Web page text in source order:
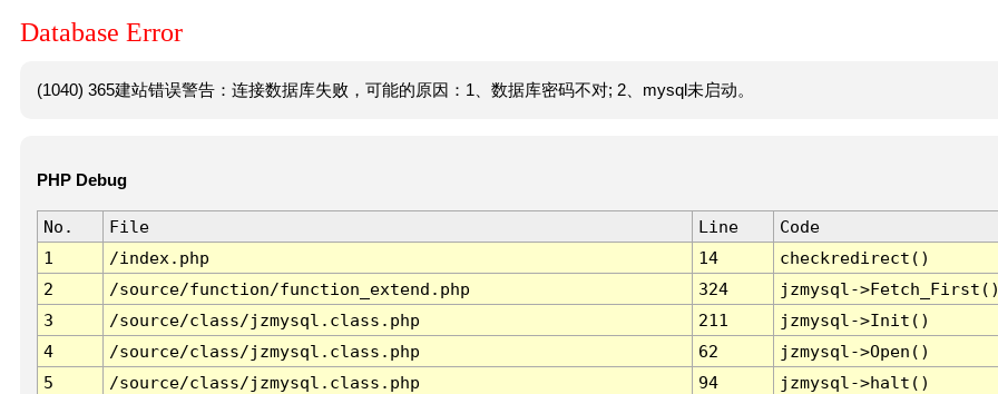
Database Error
(1040) 365建站错误警告：连接数据库失败，可能的原因：1、数据库密码不对; 2、mysql未启动。
PHP Debug
No. File Line
Code
1
/index.php 14
checkredirect()
2
/source/function/function_extend.php 324
jzmysql-
3
/source/class/jzmysql.class.php 211
jzmysql->Init()
4
/source/class/jzmysql.class.php 62
jzmysql->Open()
5
/source/class/jzmysql.class.php 94
jzmysql->halt()